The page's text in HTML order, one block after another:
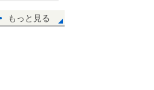
もっと見る